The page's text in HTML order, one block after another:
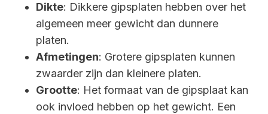
Dikte: Dikkere gipsplaten hebben over het
algemeen meer gewicht dan dunnere
platen.
Afmetingen: Grotere gipsplaten kunnen
zwaarder zijn dan kleinere platen.
Grootte: Het formaat van de gipsplaat kan
ook invloed hebben op het gewicht. Een